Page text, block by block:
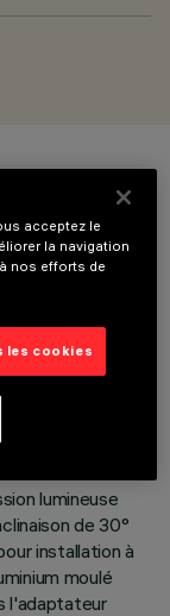
lumineuse
de 30°
installation à
moulé
l'adaptateur
acceptez le
la navigation
nos efforts de
les cookies